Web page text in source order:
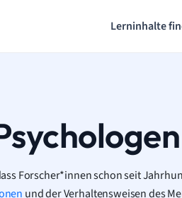
Lerninhalte
Forscher*innen schon seit
und der Verhaltensweisen des